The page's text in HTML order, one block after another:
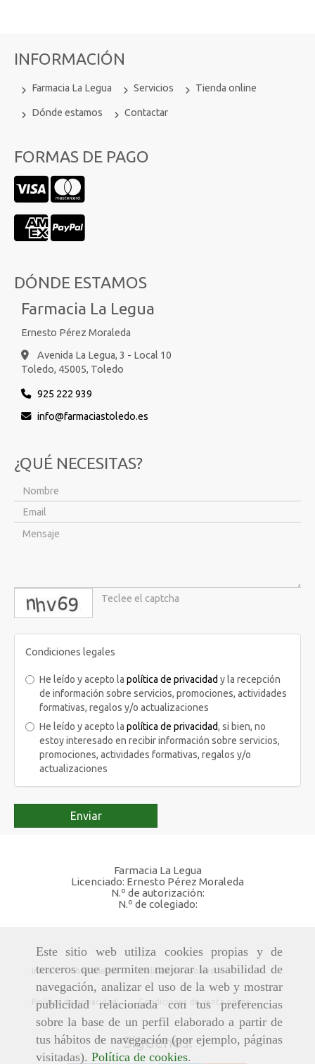
Este sitio web utiliza cookies propias y de
terceros que permiten mejorar la usabilidad de
navegación, analizar el uso de la web y mostrar
publicidad relacionada con tus preferencias
sobre la base de un perfil elaborado a partir de
tus hábitos de navegación (por ejemplo, páginas
visitadas). Política de cookies.
INFORMACIÓN
Farmacia La Legua Servicios Tienda online
Dónde estamos Contactar
FORMAS DE PAGO
DÓNDE ESTAMOS
Farmacia La Legua
Ernesto Pérez Moraleda
Avenida La Legua, 3 - Local 10
Toledo, 45005, Toledo
925 222 939
info
farmaciastoledo.es
¿QUÉ NECESITAS?
captcha
Condiciones legales
He leído y acepto la política de privacidad y la recepción
de información sobre servicios, promociones, actividades
formativas, regalos y/o actualizaciones
He leído y acepto la política de privacidad, si bien, no
estoy interesado en recibir información sobre servicios,
promociones, actividades formativas, regalos y/o
actualizaciones
Enviar
Farmacia La Legua
Licenciado: Ernesto Pérez Moraleda
N.º de autorización:
N.º de colegiado:
Inicio Aviso legal Política de cookies
Política de privacidad Condiciones de venta online
Síguenos: